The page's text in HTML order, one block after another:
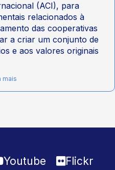
(ACI), para
relacionados à
das cooperativas
a criar um conjunto de
e aos valores originais
mais
Youtube
Flickr